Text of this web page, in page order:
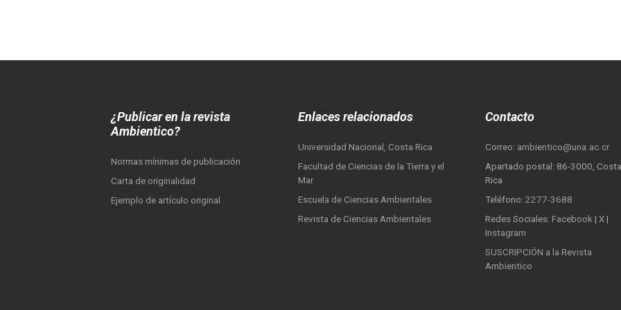
¿Publicar en la revista
Ambientico?
Normas mínimas de publicación
Carta de originalidad
Ejemplo de artículo original
Enlaces relacionados
Universidad Nacional, Costa Rica
Facultad de Ciencias de la Tierra y el
Mar
Escuela de Ciencias Ambientales
Revista de Ciencias Ambientales
Contacto
Correo: ambientico@una.ac.cr
Apartado postal: 86-3000, Costa
Rica
Teléfono: 2277-3688
Redes Sociales: Facebook | X |
Instagram
SUSCRIPCIÓN a la Revista
Ambientico